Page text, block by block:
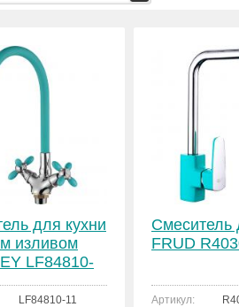
для кухни
изливом
LF84810-
LF84810-11
Смеситель
FRUD
Артикул: